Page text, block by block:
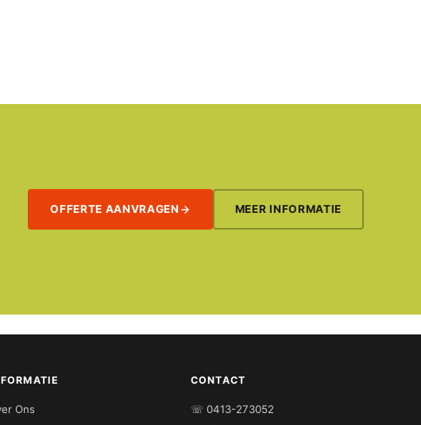
OFFERTE AANVRAGEN MEER INFORMATIE
Ons
CONTACT
☏ 0413-273052